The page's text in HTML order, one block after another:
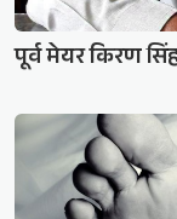
पूर्व मेयर किरण